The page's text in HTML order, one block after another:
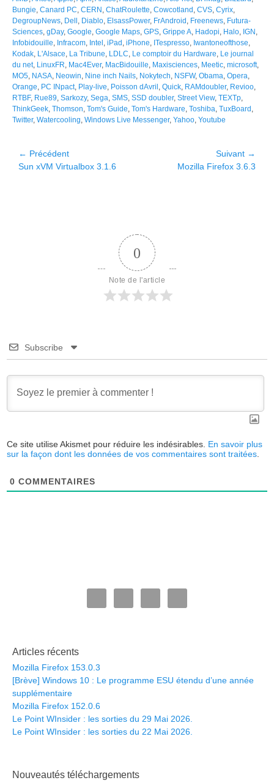
Bungie, Canard PC, CERN , ChatRoulette, Cowcotland , CVS, Cyrix,
DegroupNews, Dell , Diablo, ElsassPower, FrAndroid , Freenews, Futura-
Sciences, gDay, Google, Google Maps, GPS, Grippe A, Hadopi, Halo, IGN ,
Infobidouille, Infracom, Intel , iPad , iPhone, ITespresso, Iwantoneofthose,
Kodak, L'Alsace, La Tribune, LDLC, Le comptoir du Hardware, Le journal
du net, LinuxFR, Mac4Ever, MacBidouille, Maxisciences, Meetic, microsoft,
MO5, NASA, Neowin, Nine inch Nails, Nokytech, NSFW, Obama, Opera,
Orange, PC INpact, Play-live, Poisson dAvril , Quick, RAMdoubler, Revioo,
RTBF, Rue89, Sarkozy, Sega, SMS, SSD doubler, Street View, TEXTp,
ThinkGeek, Thomson, Tom's Guide, Tom's Hardware, Toshiba, TuxBoard ,
Twitter, Watercooling, Windows Live Messenger, Yahoo, Youtube
Navigation
de
← Précédent
Article
Sun xVM Virtualbox 3.1.6
Suivant →
Mozilla Firefox 3.6.3
0
Note de l'article
Subscribe
Ce site utilise Akismet pour réduire les indésirables. En savoir plus
sur la façon dont les données de vos commentaires sont traitées
0 COMMENTAIRES
Articles récents
Mozilla Firefox 153.0.3
[Brève] Windows 10 : Le programme ESU étendu d’une année
supplémentaire
Mozilla Firefox 152.0.6
Le Point WInsider : les sorties du 29 Mai 2026.
Le Point WInsider : les sorties du 22 Mai 2026.
Nouveautés téléchargements